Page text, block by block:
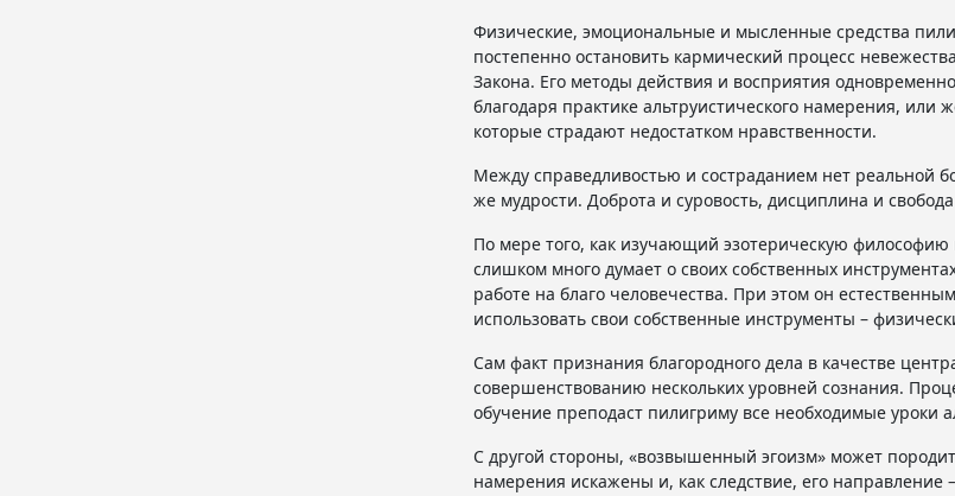
Физические, эмоциональные и мысленные средства
постепенно остановить кармический процесс
Закона. Его методы действия и восприятия
благодаря практике альтруистического намерения,
которые страдают недостатком нравственности.
Между справедливостью и состраданием нет реальной
же мудрости. Доброта и суровость, дисциплина и
По мере того, как изучающий эзотерическую философию
слишком много думает о своих собственных
работе на благо человечества. При этом он
использовать свои собственные инструменты –
Сам факт признания благородного дела в качестве
совершенствованию нескольких уровней сознания.
обучение преподаст пилигриму все необходимые уроки
С другой стороны, «возвышенный эгоизм» может
намерения искажены и, как следствие, его направление